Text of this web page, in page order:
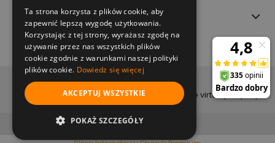
O NAS
copyright (c) 2022
projekt i wykonanie virtualpeople.pl
pokaż pełną wersję strony
Ta strona korzysta z plików cookie, aby
zapewnić lepszą wygodę użytkowania.
Korzystając z tej strony, wyrażasz zgodę na
używanie przez nas wszystkich plików
cookie zgodnie z warunkami naszej polityki
plików cookie. Dowiedz się więcej
AKCEPTUJ WSZYSTKIE
POKAŻ SZCZEGÓŁY